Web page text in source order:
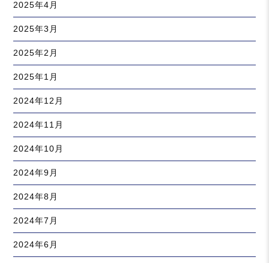
2025年4月
2025年3月
2025年2月
2025年1月
2024年12月
2024年11月
2024年10月
2024年9月
2024年8月
2024年7月
2024年6月